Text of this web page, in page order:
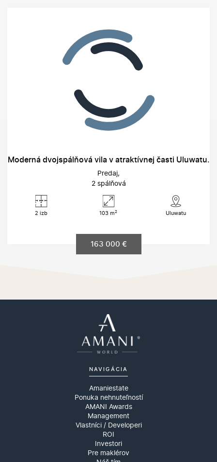
Moderná dvojspálňová vila v atraktívnej časti Uluwatu.
Predaj
2 spálňová
2 izb 103 m2 Uluwatu
163 000 €
NAVIGÁCIA
Amaniestate
Ponuka nehnuteľností
AMANI Awards
Management
Vlastníci / Developeri
ROI
Investori
Pre maklérov